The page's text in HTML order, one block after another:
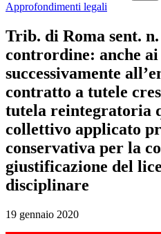
Approfondimenti legali
Trib. di Roma sent. n.
contrordine: anche
successivamente
contratto a tutele
tutela reintegratoria
collettivo applicato
conservativa per la
giustificazione del
disciplinare
19 gennaio 2020